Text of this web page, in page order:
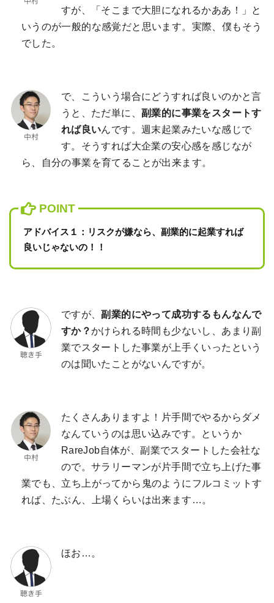
すが、「そこまで大胆になれるかああ！」と
いうのが一般的な感覚だと思います。実際、僕もそう
でした。
で、こういう場合にどうすれば良いのかと言
うと、ただ単に、副業的に事業をスタートす
れば良いんです。週末起業みたいな感じで
す。そうすれば大企業の安心感を感じなが
ら、自分の事業を育てることが出来ます。
アドバイス１：リスクが嫌なら、副業的に起業すれば
良いじゃないの！！
ですが、副業的にやって成功するもんなんで
すか？かけられる時間も少ないし、あまり副
業でスタートした事業が上手くいったという
のは聞いたことがないんですが。
たくさんありますよ！片手間でやるからダメ
なんていうのは思い込みです。というか
RareJob自体が、副業でスタートした会社な
ので。サラリーマンが片手間で立ち上げた事
業でも、立ち上がってから鬼のようにフルコミットす
れば、たぶん、上場くらいは出来ます…。
ほお…。